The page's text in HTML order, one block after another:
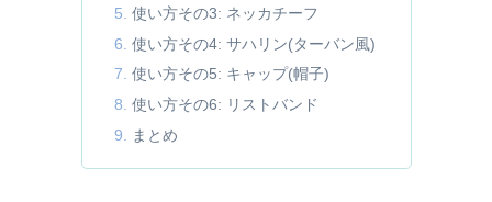
使い方その3: ネッカチーフ
使い方その4: サハリン(ターバン風)
使い方その5: キャップ(帽子)
使い方その6: リストバンド
まとめ